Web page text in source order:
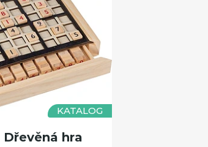
KATALOG
Dřevěná hra